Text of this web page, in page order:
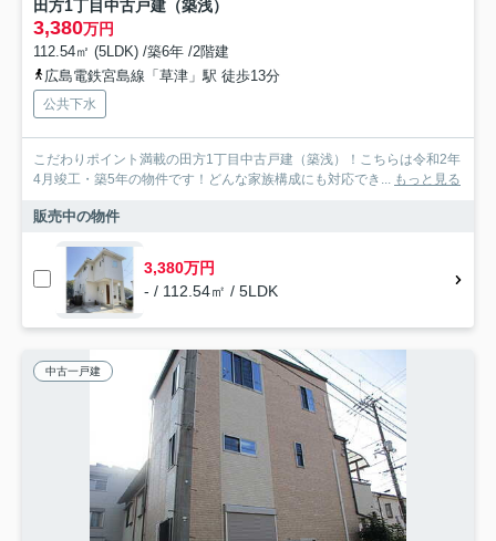
田方1丁目中古戸建（築浅）
3,380万円
112.54㎡ (5LDK) /築6年 /2階建
広島電鉄宮島線「草津」駅 徒歩13分
公共下水
こだわりポイント満載の田方1丁目中古戸建（築浅）！こちらは令和2年
4月竣工・築5年の物件です！どんな家族構成にも対応でき... もっと見る
販売中の物件
3,380万円
- / 112.54㎡ / 5LDK
中古一戸建